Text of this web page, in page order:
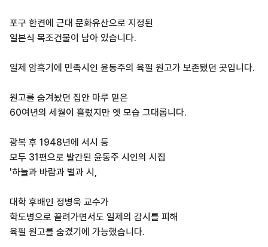
포구 한켠에 근대 문화유산으로 지정된
일본식 목조건물이 남아 있습니다.
일제 암흑기에 민족시인 윤동주의 육필 원고가 보존됐던 곳입니다.
원고를 숨겨놨던 집안 마루 밑은
60여년의 세월이 흘렀지만 옛 모습 그대롭니다.
광복 후 1948년에 서시 등
모두 31편으로 발간된 윤동주 시인의 시집
'하늘과 바람과 별과 시,
대학 후배인 정병욱 교수가
학도병으로 끌려가면서도 일제의 감시를 피해
육필 원고를 숨겼기에 가능했습니다.